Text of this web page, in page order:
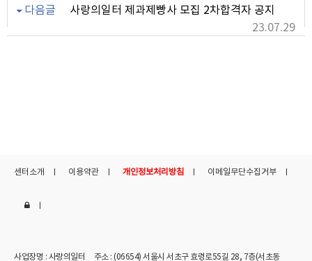
다음글
사랑의일터 제과제빵사 모집 2차합격자 공지
23.07.29
센터소개 이용약관 개인정보처리방침 이메일무단수집거부
사업장명 : 사랑의일터 주소 : (06654) 서울시 서초구 효령로55길 28, 7층(서초동